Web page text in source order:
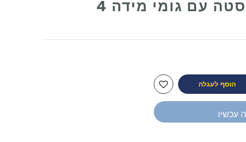
עם גומי מידה 4
הוסף לעגלה
עכשיו